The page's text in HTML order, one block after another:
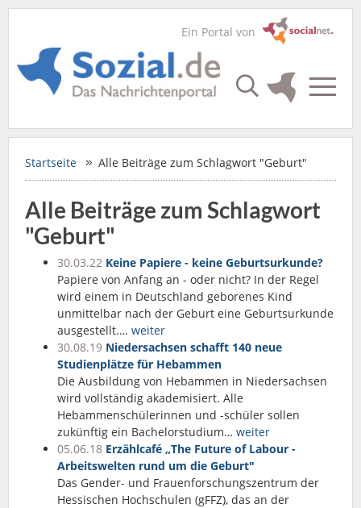
Ein Portal von
Startseite Alle Beiträge zum Schlagwort "Geburt"
Alle Beiträge zum Schlagwort
"Geburt"
30.03.22 Keine Papiere - keine Geburtsurkunde?
Papiere von Anfang an - oder nicht? In der Regel
wird einem in Deutschland geborenes Kind
unmittelbar nach der Geburt eine Geburtsurkunde
ausgestellt.… weiter
30.08.19 Niedersachsen schafft 140 neue
Studienplätze für Hebammen
Die Ausbildung von Hebammen in Niedersachsen
wird vollständig akademisiert. Alle
Hebammenschülerinnen und -schüler sollen
zukünftig ein Bachelorstudium… weiter
05.06.18 Erzählcafé „The Future of Labour -
Arbeitswelten rund um die Geburt"
Das Gender- und Frauenforschungszentrum der
Hessischen Hochschulen (gFFZ), das an der